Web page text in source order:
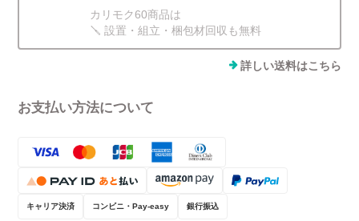
カリモク60商品は
🪛 設置・組立・梱包材回収も無料
詳しい送料はこちら
お支払い方法について
キャリア決済 コンビニ・Pay-easy 銀行振込